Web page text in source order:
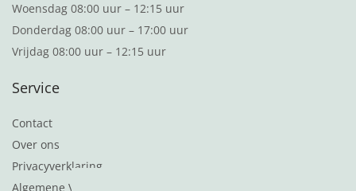
Woensdag 08:00 uur – 12:15 uur
Donderdag 08:00 uur – 17:00 uur
Vrijdag 08:00 uur – 12:15 uur
Service
Contact
Over ons
Privacyverklaring
Algemene Voorwaarden